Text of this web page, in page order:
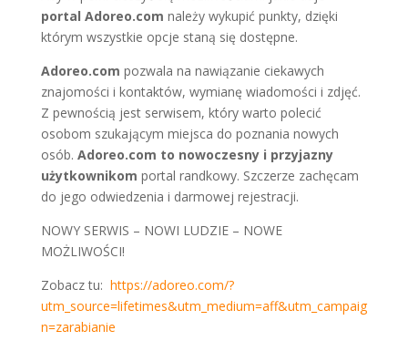
portal Adoreo.com należy wykupić punkty, dzięki
którym wszystkie opcje staną się dostępne.
Adoreo.com pozwala na nawiązanie ciekawych
znajomości i kontaktów, wymianę wiadomości i zdjęć.
Z pewnością jest serwisem, który warto polecić
osobom szukającym miejsca do poznania nowych
osób. Adoreo.com to nowoczesny i przyjazny
użytkownikom portal randkowy. Szczerze zachęcam
do jego odwiedzenia i darmowej rejestracji.
NOWY SERWIS – NOWI LUDZIE – NOWE
MOŻLIWOŚCI!
Zobacz tu: https://adoreo.com/?
utm_source=lifetimes&utm_medium=aff&utm_campaig
n=zarabianie